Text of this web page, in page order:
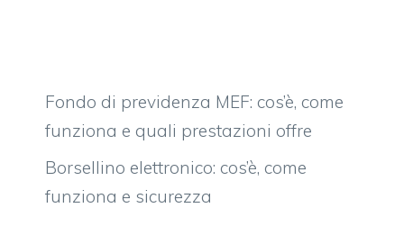
Fondo di previdenza MEF: cos’è, come
funziona e quali prestazioni offre
Borsellino elettronico: cos’è, come
funziona e sicurezza